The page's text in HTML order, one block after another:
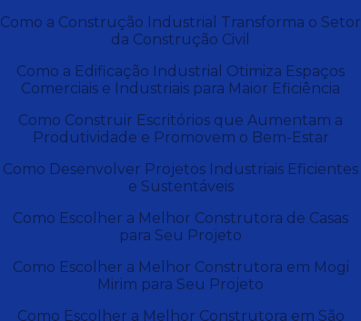
Como a Construção Industrial Transforma o Setor
da Construção Civil
Como a Edificação Industrial Otimiza Espaços
Comerciais e Industriais para Maior Eficiência
Como Construir Escritórios que Aumentam a
Produtividade e Promovem o Bem-Estar
Como Desenvolver Projetos Industriais Eficientes
e Sustentáveis
Como Escolher a Melhor Construtora de Casas
para Seu Projeto
Como Escolher a Melhor Construtora em Mogi
Mirim para Seu Projeto
Como Escolher a Melhor Construtora em São